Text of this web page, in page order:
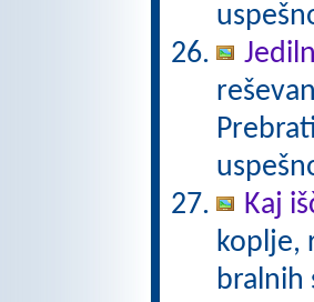
Kaj
koplje,
bralnih